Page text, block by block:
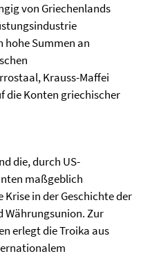
von Griechenlands
hohe Summen an
Krauss-Maffei
die Konten griechischer
die, durch US-
maßgeblich
in der Geschichte der
Währungsunion. Zur
erlegt die Troika aus